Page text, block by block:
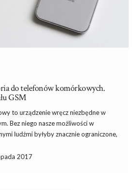
do telefonów komórkowych.
GSM
to urządzenie wręcz niezbędne w
Bez niego nasze możliwości w
ludźmi byłyby znacznie ograniczone,
zatem zainwestować w dobry
2017